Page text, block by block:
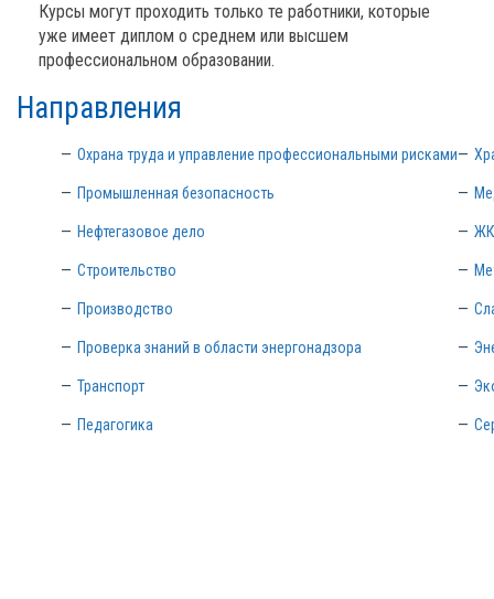
Курсы могут проходить только те работники, которые
уже имеет диплом о среднем или высшем
профессиональном образовании.
Направления
Охрана труда и управление профессиональными рисками
Промышленная безопасность
Нефтегазовое дело
Строительство
Производство
Проверка знаний в области энергонадзора
Транспорт
Педагогика